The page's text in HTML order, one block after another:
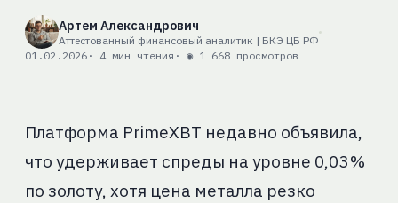
Артем Александрович
Аттестованный финансовый аналитик | БКЭ ЦБ РФ
01.02.2026· 4 мин чтения · ◉ 1 668 просмотров
Платформа PrimeXBT недавно объявила,
что удерживает спреды на уровне 0,03 %
по золоту, хотя цена металла резко